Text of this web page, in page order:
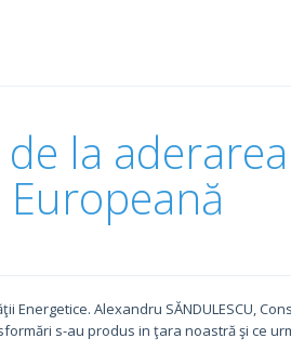
la
Alexandru SĂNDULESCU,
s-au produs in ţara noastră şi ce